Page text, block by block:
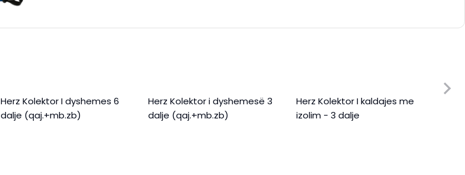
Herz Kolektor I dyshemes 6
dalje (qaj.+mb.zb)
Herz Kolektor i dyshemesë 3
dalje (qaj.+mb.zb)
Herz Kolektor I kaldajes me
izolim - 3 dalje